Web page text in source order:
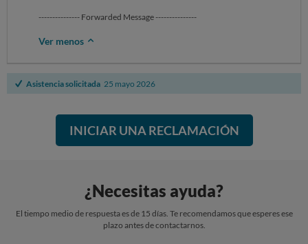
--------------- Forwarded Message ---------------
Ver menos
Asistencia solicitada 25 mayo 2026
INICIAR UNA RECLAMACIÓN
¿Necesitas ayuda?
El tiempo medio de respuesta es de 15 días. Te recomendamos que esperes ese
plazo antes de contactarnos.